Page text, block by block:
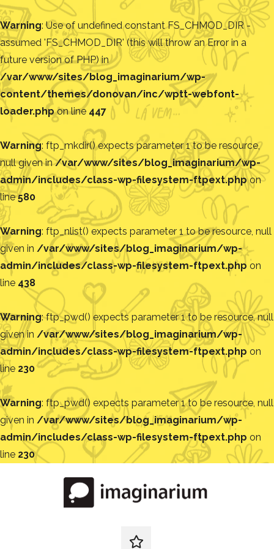
Warning: Use of undefined constant FS_CHMOD_DIR -
assumed 'FS_CHMOD_DIR' (this will throw an Error in a
future version of PHP) in
/var/www/sites/blog_imaginarium/wp-
content/themes/donovan/inc/wptt-webfont-
loader.phpon line 447
Warning: ftp_mkdir() expects parameter 1 to be resource,
null given in/var/www/sites/blog_imaginarium/wp-
admin/includes/class-wp-filesystem-ftpext.phpon
line580
Warning: ftp_nlist() expects parameter 1 to be resource, null
given in /var/www/sites/blog_imaginarium/wp-
admin/includes/class-wp-filesystem-ftpext.php on
line 438
Warning: ftp_pwd() expects parameter 1 to be resource, null
given in /var/www/sites/blog_imaginarium/wp-
admin/includes/class-wp-filesystem-ftpext.php on
line 230
Warning: ftp_pwd() expects parameter 1 to be resource, null
given in /var/www/sites/blog_imaginarium/wp-
admin/includes/class-wp-filesystem-ftpext.php on
line 230
redes